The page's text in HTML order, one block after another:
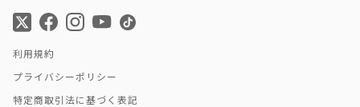
利用規約
プライバシーポリシー
特定商取引法に基づく表記